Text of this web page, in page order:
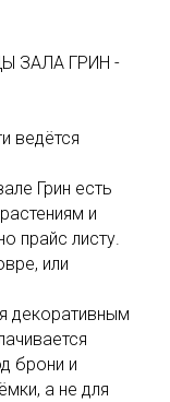
ЗАЛА ГРИН -
ведётся
Грин есть
и
прайс листу.
или
декоративным
брони и
а не для